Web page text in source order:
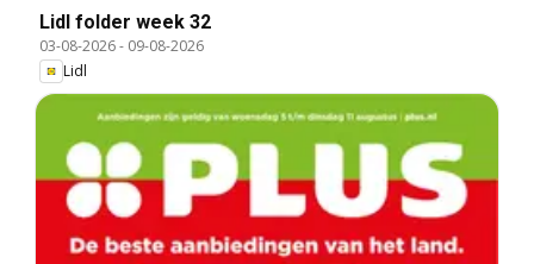
Lidl folder week 32
03-08-2026- 09-08-2026
Lidl